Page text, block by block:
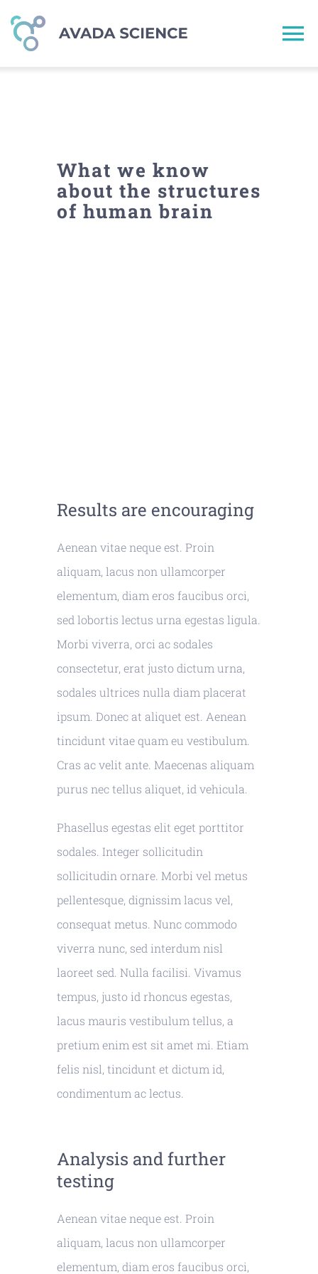
About
What we know
about the structures
of human brain
Results are encouraging
Aenean vitae neque est. Proin
aliquam, lacus non ullamcorper
elementum, diam eros faucibus orci,
sed lobortis lectus urna egestas ligula.
Morbi viverra, orci ac sodales
consectetur, erat justo dictum urna,
sodales ultrices nulla diam placerat
ipsum. Donec at aliquet est. Aenean
tincidunt vitae quam eu vestibulum.
Cras ac velit ante. Maecenas aliquam
purus nec tellus aliquet, id vehicula.
Phasellus egestas elit eget porttitor
sodales. Integer sollicitudin
sollicitudin ornare. Morbi vel metus
pellentesque, dignissim lacus vel,
consequat metus. Nunc commodo
viverra nunc, sed interdum nisl
laoreet sed. Nulla facilisi. Vivamus
tempus, justo id rhoncus egestas,
lacus mauris vestibulum tellus, a
pretium enim est sit amet mi. Etiam
felis nisl, tincidunt et dictum id,
condimentum ac lectus.
Analysis and further
testing
Aenean vitae neque est. Proin
aliquam, lacus non ullamcorper
elementum, diam eros faucibus orci,